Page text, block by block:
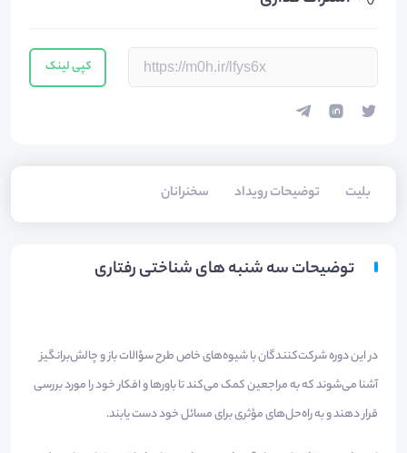
کپی لینک
بلیت‌ توضیحات رویداد سخنرانان
توضیحات سه شنبه های شناختی رفتاری
در این دوره شرکت‌کنندگان با شیوه‌های خاص طرح سؤالات باز و چالش‌برانگیز
آشنا می‌شوند که به مراجعین کمک می‌کند تا باورها و افکار خود را مورد بررسی
قرار دهند و به راه‌حل‌های مؤثری برای مسائل خود دست یابند.